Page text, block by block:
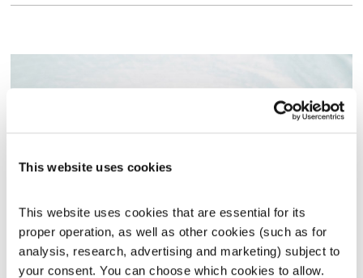
This website uses cookies
This website uses cookies that are essential for its
proper operation, as well as other cookies (such as for
analysis, research, advertising and marketing) subject to
your consent. You can choose which cookies to allow.
עפות על מחזור
מיכל ליבידנסקי וסמדר מילר